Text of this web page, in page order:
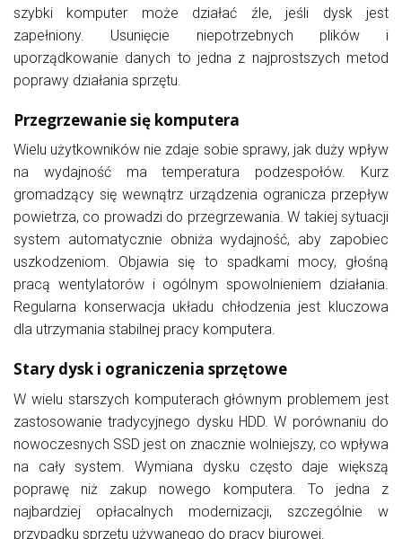
szybki komputer może działać źle, jeśli dysk jest
zapełniony. Usunięcie niepotrzebnych plików i
uporządkowanie danych to jedna z najprostszych metod
poprawy działania sprzętu.
Przegrzewanie się komputera
Wielu użytkowników nie zdaje sobie sprawy, jak duży wpływ
na wydajność ma temperatura podzespołów. Kurz
gromadzący się wewnątrz urządzenia ogranicza przepływ
powietrza, co prowadzi do przegrzewania. W takiej sytuacji
system automatycznie obniża wydajność, aby zapobiec
uszkodzeniom. Objawia się to spadkami mocy, głośną
pracą wentylatorów i ogólnym spowolnieniem działania.
Regularna konserwacja układu chłodzenia jest kluczowa
dla utrzymania stabilnej pracy komputera.
Stary dysk i ograniczenia sprzętowe
W wielu starszych komputerach głównym problemem jest
zastosowanie tradycyjnego dysku HDD. W porównaniu do
nowoczesnych SSD jest on znacznie wolniejszy, co wpływa
na cały system. Wymiana dysku często daje większą
poprawę niż zakup nowego komputera. To jedna z
najbardziej opłacalnych modernizacji, szczególnie w
przypadku sprzętu używanego do pracy biurowej.